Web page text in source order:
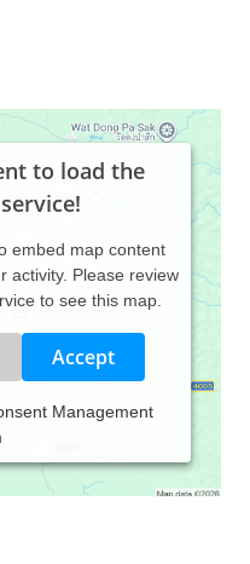
to load the
embed map content
activity. Please review
to see this map.
Accept
Management